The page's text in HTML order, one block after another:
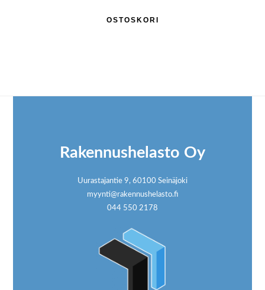
OSTOSKORI
Rakennushelasto Oy
Uurastajantie 9, 60100 Seinäjoki
myynti@rakennushelasto.fi
044 550 2178